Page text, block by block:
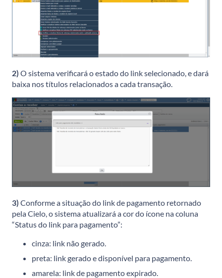
2) O sistema verificará o estado do link selecionado, e dará
baixa nos títulos relacionados a cada transação.
3) Conforme a situação do link de pagamento retornado
pela Cielo, o sistema atualizará a cor do ícone na coluna
“Status do link para pagamento”:
cinza: link não gerado.
preta: link gerado e disponível para pagamento.
amarela: link de pagamento expirado.